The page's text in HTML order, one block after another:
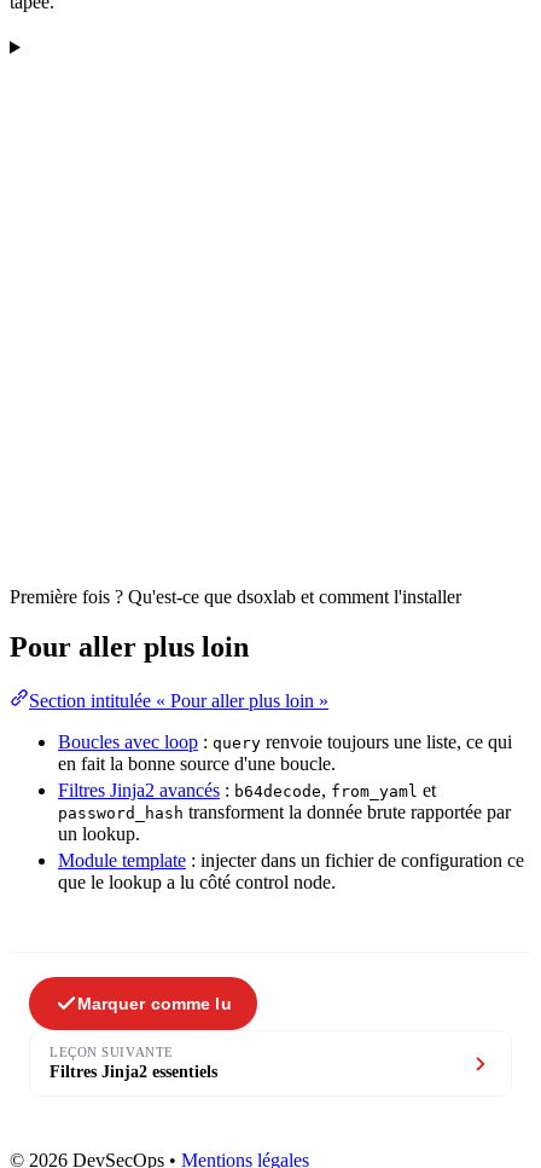
Première fois ? Qu'est-ce que dsoxlab et comment l'installer
Pour aller plus loin
Section intitulée « Pour aller plus loin »
Boucles avec loop : query renvoie toujours une liste, ce qui
en fait la bonne source d'une boucle.
Filtres Jinja2 avancés : b64decode, from_yaml et
password_hash transforment la donnée brute rapportée par
un lookup.
Module template : injecter dans un fichier de configuration ce
que le lookup a lu côté control node.
Marquer comme lu
LEÇON SUIVANTE
Filtres Jinja2 essentiels
© 2026 DevSecOps • Mentions légales